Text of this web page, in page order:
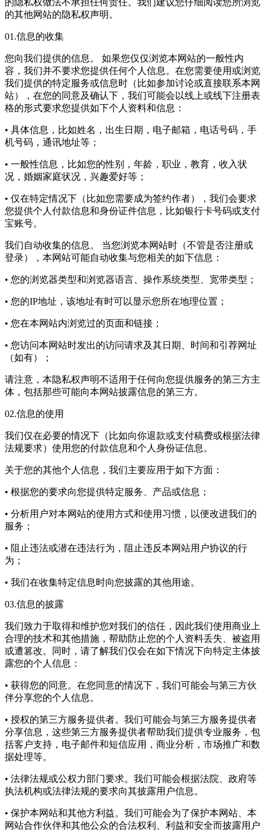
的隐私权做法不承担任何责任。我们建议您仔细阅读您所浏览
的其他网站的隐私权声明。
01.信息的收集
您向我们提供的信息。 如果您仅仅浏览本网站的一般性内
容，我们并不要求您提供任何个人信息。在您需要使用或浏览
我们提供的特定服务或信息时（比如参加讨论或直接联系本网
站），在您的同意及确认下，我们可能会以线上或线下注册表
格的形式要求您提供如下个人资料和信息：
• 具体信息，比如姓名，出生日期，电子邮箱，电话号码，手
机号码，通讯地址等；
• 一般性信息，比如您的性别，年龄，职业，教育，收入状
况，婚姻家庭状况，兴趣爱好等；
• 仅在特定情况下（比如您需要成为签约作者），我们会要求
您提供个人付款信息和身份证件信息，比如银行卡号码或支付
宝账号。
我们自动收集的信息。 当您浏览本网站时（不管是否注册或
登录），本网站可能自动收集与您相关的如下信息：
• 您的浏览器类型和浏览器语言、操作系统类型、宽带类型；
• 您的IP地址，该地址有时可以显示您所在地理位置；
• 您在本网站内浏览过的页面和链接；
• 您访问本网站时发出的访问请求及其日期、时间和引荐网址
（如有）；
请注意，本隐私权声明不适用于任何向您提供服务的第三方主
体，包括那些可能向本网站披露信息的第三方。
02.信息的使用
我们仅在必要的情况下（比如向你退款或支付稿费或根据法律
法规要求）使用您的付款信息和个人身份证信息。
关于您的其他个人信息，我们主要应用于如下方面：
• 根据您的要求向您提供特定服务、产品或信息；
• 分析用户对本网站的使用方式和使用习惯，以便改进我们的
服务；
• 阻止违法或潜在违法行为，阻止违反本网站用户协议的行
为；
• 我们在收集特定信息时向您披露的其他用途。
03.信息的披露
我们致力于取得和维护您对我们的信任，因此我们使用商业上
合理的技术和其他措施，帮助防止您的个人资料丢失、被盗用
或遭篡改。同时，请了解我们仅会在如下情况下向特定主体披
露您的个人信息：
• 获得您的同意。在您同意的情况下，我们可能会与第三方伙
伴分享您的个人信息。
• 授权的第三方服务提供者。我们可能会与第三方服务提供者
分享信息，这些第三方服务提供者帮助我们提供专业服务，包
括客户支持，电子邮件和短信应用，商业分析，市场推广和数
据处理等。
• 法律法规或公权力部门要求。我们可能会根据法院、政府等
执法机构或法律法规的要求向其披露用户信息。
• 保护本网站和其他方利益。我们可能会为了保护本网站、本
网站合作伙伴和其他公众的合法权利、利益和安全而披露用户